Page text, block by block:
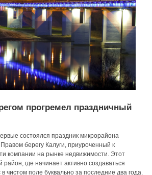
прогремел праздничный
состоялся праздник микрорайона
берегу Калуги, приуроченный к
компании на рынке недвижимости. Этот
где начинает активно создаваться
чистом поле буквально за последние два года.